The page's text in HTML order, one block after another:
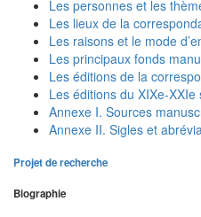
Les personnes et les
Les lieux de la
Les raisons et le mode
Les principaux fonds
Les éditions de la
Les éditions du XIXe-XXIe
Annexe I. Sources
Annexe II. Sigles et
Projet de recherche
Biographie